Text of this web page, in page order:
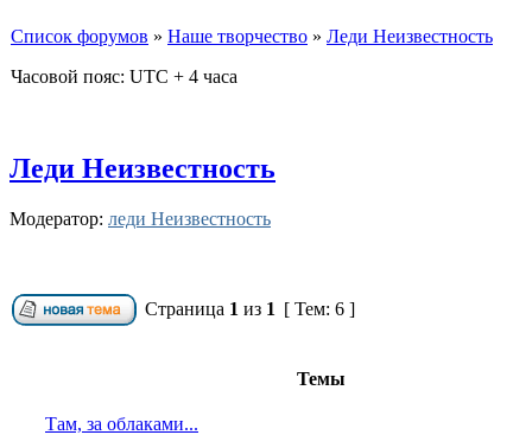
Список форумов » Наше творчество » Леди Неизвестность
Часовой пояс: UTC + 4 часа
Леди Неизвестность
Модератор: леди Неизвестность
Страница 1 из 1 [ Тем: 6 ]
Темы
Там, за облаками...